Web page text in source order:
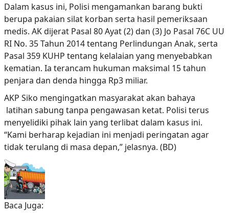
Dalam kasus ini, Polisi mengamankan barang bukti
berupa pakaian silat korban serta hasil pemeriksaan
medis. AK dijerat Pasal 80 Ayat (2) dan (3) Jo Pasal 76C UU
RI No. 35 Tahun 2014 tentang Perlindungan Anak, serta
Pasal 359 KUHP tentang kelalaian yang menyebabkan
kematian. Ia terancam hukuman maksimal 15 tahun
penjara dan denda hingga Rp3 miliar.
AKP Siko mengingatkan masyarakat akan bahaya
latihan sabung tanpa pengawasan ketat. Polisi terus
menyelidiki pihak lain yang terlibat dalam kasus ini.
“Kami berharap kejadian ini menjadi peringatan agar
tidak terulang di masa depan,” jelasnya. (BD)
Baca Juga: